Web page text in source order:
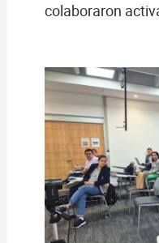
colaboraron